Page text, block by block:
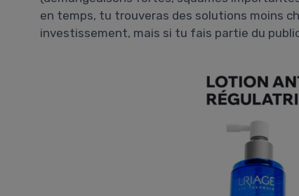
en temps, tu trouveras des solutions moins
investissement, mais si tu fais partie du